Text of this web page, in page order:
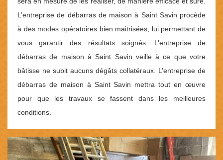
L’entreprise de débarras de maison à Saint Savin procède
à des modes opératoires bien maitrisées, lui permettant de
vous garantir des résultats soignés. L’entreprise de
débarras de maison à Saint Savin veille à ce que votre
bâtisse ne subit aucuns dégâts collatéraux. L’entreprise de
débarras de maison à Saint Savin mettra tout en œuvre
pour que les travaux se fassent dans les meilleures
conditions.